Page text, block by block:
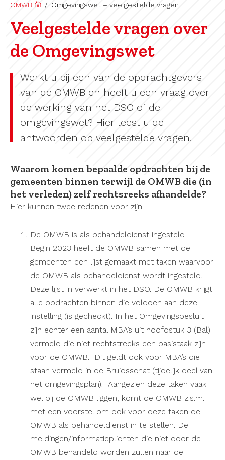
OMWB / Omgevingswet – veelgestelde vragen
Veelgestelde vragen over
de Omgevingswet
Werkt u bij een van de opdrachtgevers
van de OMWB en heeft u een vraag over
de werking van het DSO of de
omgevingswet? Hier leest u de
antwoorden op veelgestelde vragen.
Waarom komen bepaalde opdrachten bij de
gemeenten binnen terwijl de OMWB die (in
het verleden) zelf rechtsreeks afhandelde?
Hier kunnen twee redenen voor zijn.
De OMWB is als behandeldienst ingesteld
Begin 2023 heeft de OMWB samen met de
gemeenten een lijst gemaakt met taken waarvoor
de OMWB als behandeldienst wordt ingesteld.
Deze lijst in verwerkt in het DSO. De OMWB krijgt
alle opdrachten binnen die voldoen aan deze
instelling (is gecheckt). In het Omgevingsbesluit
zijn echter een aantal MBA’s uit hoofdstuk 3 (Bal)
vermeld die niet rechtstreeks een basistaak zijn
voor de OMWB. Dit geldt ook voor MBA’s die
staan vermeld in de Bruidsschat (tijdelijk deel van
het omgevingsplan). Aangezien deze taken vaak
wel bij de OMWB liggen, komt de OMWB z.s.m.
met een voorstel om ook voor deze taken de
OMWB als behandeldienst in te stellen. De
meldingen/informatieplichten die niet door de
OMWB behandeld worden zullen naar de